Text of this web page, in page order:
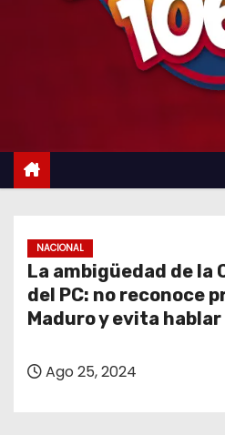
NACIONAL
La ambigüedad de la
del PC: no reconoce
Maduro y evita
Ago 25, 2024